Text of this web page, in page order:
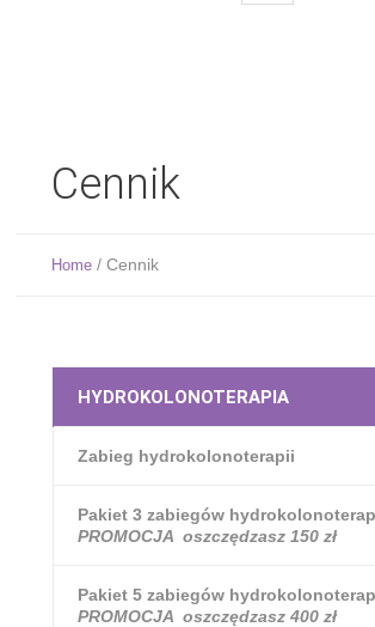
Cennik
Home /Cennik
HYDROKOLONOTERAPIA
Zabieg hydrokolonoterapii
Pakiet 3 zabiegów
PROMOCJA oszczędzasz 150 zł
Pakiet 5 zabiegów
PROMOCJA oszczędzasz 400 zł